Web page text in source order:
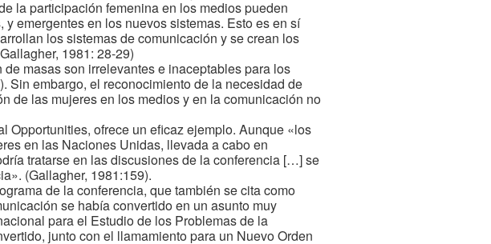
la participación femenina en los medios pueden
emergentes en los nuevos sistemas. Esto es en sí
los sistemas de comunicación y se crean los
1981: 28-29)
masas son irrelevantes e inaceptables para los
Sin embargo, el reconocimiento de la necesidad de
de las mujeres en los medios y en la comunicación no
Opportunities, ofrece un eficaz ejemplo. Aunque «los
en las Naciones Unidas, llevada a cabo en
tratarse en las discusiones de la conferencia […] se
(Gallagher, 1981:159).
de la conferencia, que también se cita como
se había convertido en un asunto muy
para el Estudio de los Problemas de la
junto con el llamamiento para un Nuevo Orden